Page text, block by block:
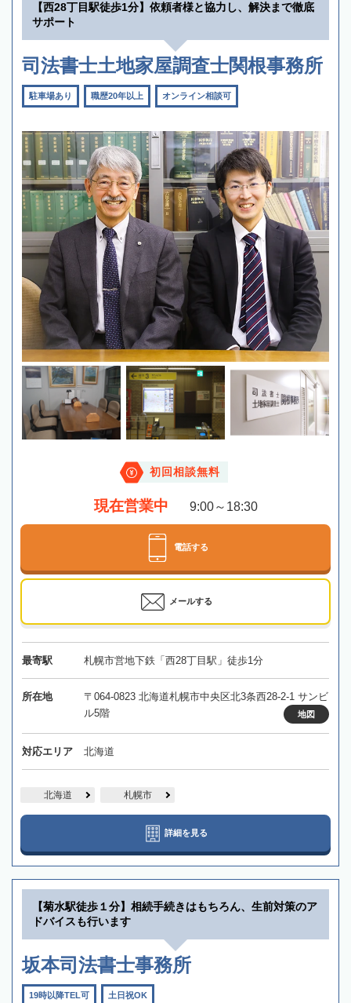
【西28丁目駅徒歩1分】依頼者様と協力し、解決まで徹底
サポート
司法書士土地家屋調査士関根事務所
駐車場あり 職歴20年以上 オンライン相談可
初回相談無料
現在営業中 9:00～18:30
電話する
メールする
最寄駅 札幌市営地下鉄「西28丁目駅」徒歩1分
所在地
〒064-0823 北海道札幌市中央区北3条西28-2-1 サンビ
ル5階
地図
対応エリア 北海道
北海道 札幌市
詳細を見る
【菊水駅徒歩１分】相続手続きはもちろん、生前対策のア
ドバイスも行います
坂本司法書士事務所
19時以降TEL可 土日祝OK